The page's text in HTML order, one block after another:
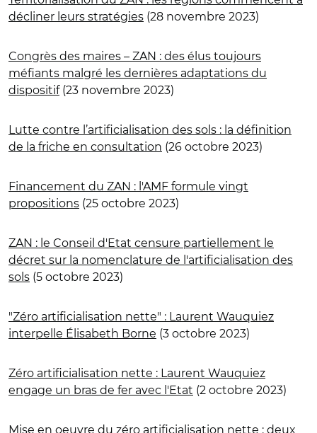
décliner leurs stratégies (28 novembre 2023)
Congrès des maires – ZAN : des élus toujours
méfiants malgré les dernières adaptations du
dispositif(23 novembre 2023)
Lutte contre l’artificialisation des sols : la définition
de la friche en consultation (26 octobre 2023)
Financement du ZAN : l'AMF formule vingt
propositions (25 octobre 2023)
ZAN : le Conseil d'Etat censure partiellement le
décret sur la nomenclature de l'artificialisation des
sols (5 octobre 2023)
"Zéro artificialisation nette" : Laurent Wauquiez
interpelle Élisabeth Borne (3 octobre 2023)
Zéro artificialisation nette : Laurent Wauquiez
engage un bras de fer avec l'Etat (2 octobre 2023)
Mise en oeuvre du zéro artificialisation nette : deux